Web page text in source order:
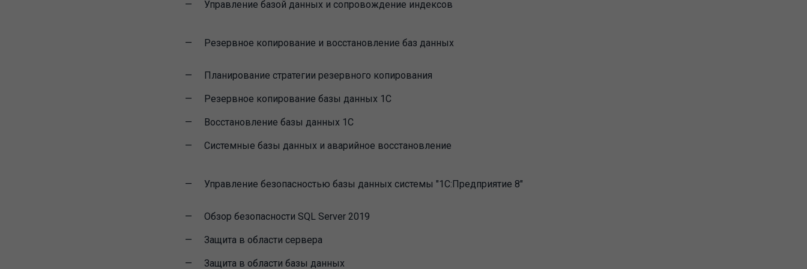
Управление базой данных и сопровождение индексов
Резервное копирование и восстановление баз данных
Планирование стратегии резервного копирования
Резервное копирование базы данных 1С
Восстановление базы данных 1С
Системные базы данных и аварийное восстановление
Управление безопасностью базы данных системы "1С:Предприятие 8"
Обзор безопасности SQL Server 2019
Защита в области сервера
Защита в области базы данных